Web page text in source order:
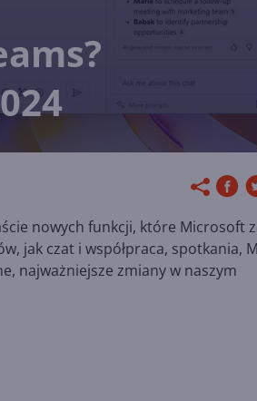
nowych funkcji, które Microsoft
jak czat i współpraca, spotkania,
najważniejsze zmiany w naszym